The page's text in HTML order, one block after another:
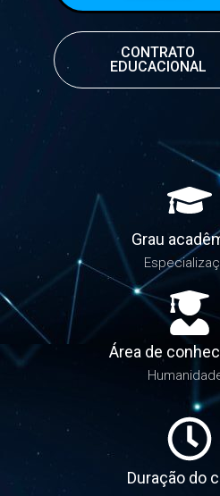
CONTRATO
EDUCACIONAL
Grau
Área de
Duração do